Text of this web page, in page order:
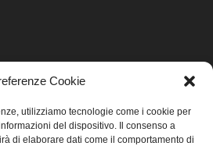
Cookie
utilizziamo tecnologie come i cookie per
del dispositivo. Il consenso a
di elaborare dati come il comportamento di